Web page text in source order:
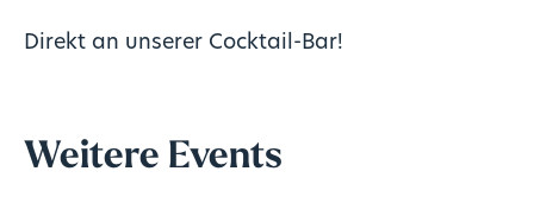
Direkt an unserer Cocktail-Bar!
Weitere Events